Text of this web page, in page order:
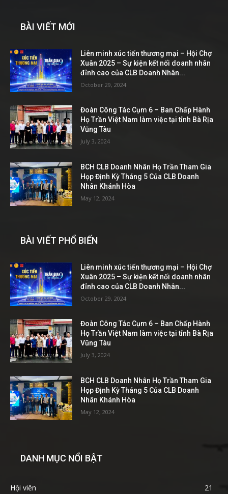
BÀI VIẾT MỚI
Liên minh xúc tiến thương mại – Hội Chợ
Xuân 2025 – Sự kiện kết nối doanh nhân
đỉnh cao của CLB Doanh Nhân...
October 29, 2024
Đoàn Công Tác Cụm 6 – Ban Chấp Hành
Họ Trần Việt Nam làm việc tại tỉnh Bà Rịa
Vũng Tàu
July 3, 2024
BCH CLB Doanh Nhân Họ Trần Tham Gia
Họp Định Kỳ Tháng 5 Của CLB Doanh
Nhân Khánh Hòa
May 12, 2024
BÀI VIẾT PHỔ BIẾN
Liên minh xúc tiến thương mại – Hội Chợ
Xuân 2025 – Sự kiện kết nối doanh nhân
đỉnh cao của CLB Doanh Nhân...
October 29, 2024
Đoàn Công Tác Cụm 6 – Ban Chấp Hành
Họ Trần Việt Nam làm việc tại tỉnh Bà Rịa
Vũng Tàu
July 3, 2024
BCH CLB Doanh Nhân Họ Trần Tham Gia
Họp Định Kỳ Tháng 5 Của CLB Doanh
Nhân Khánh Hòa
May 12, 2024
DANH MỤC NỔI BẬT
Hội viên
21